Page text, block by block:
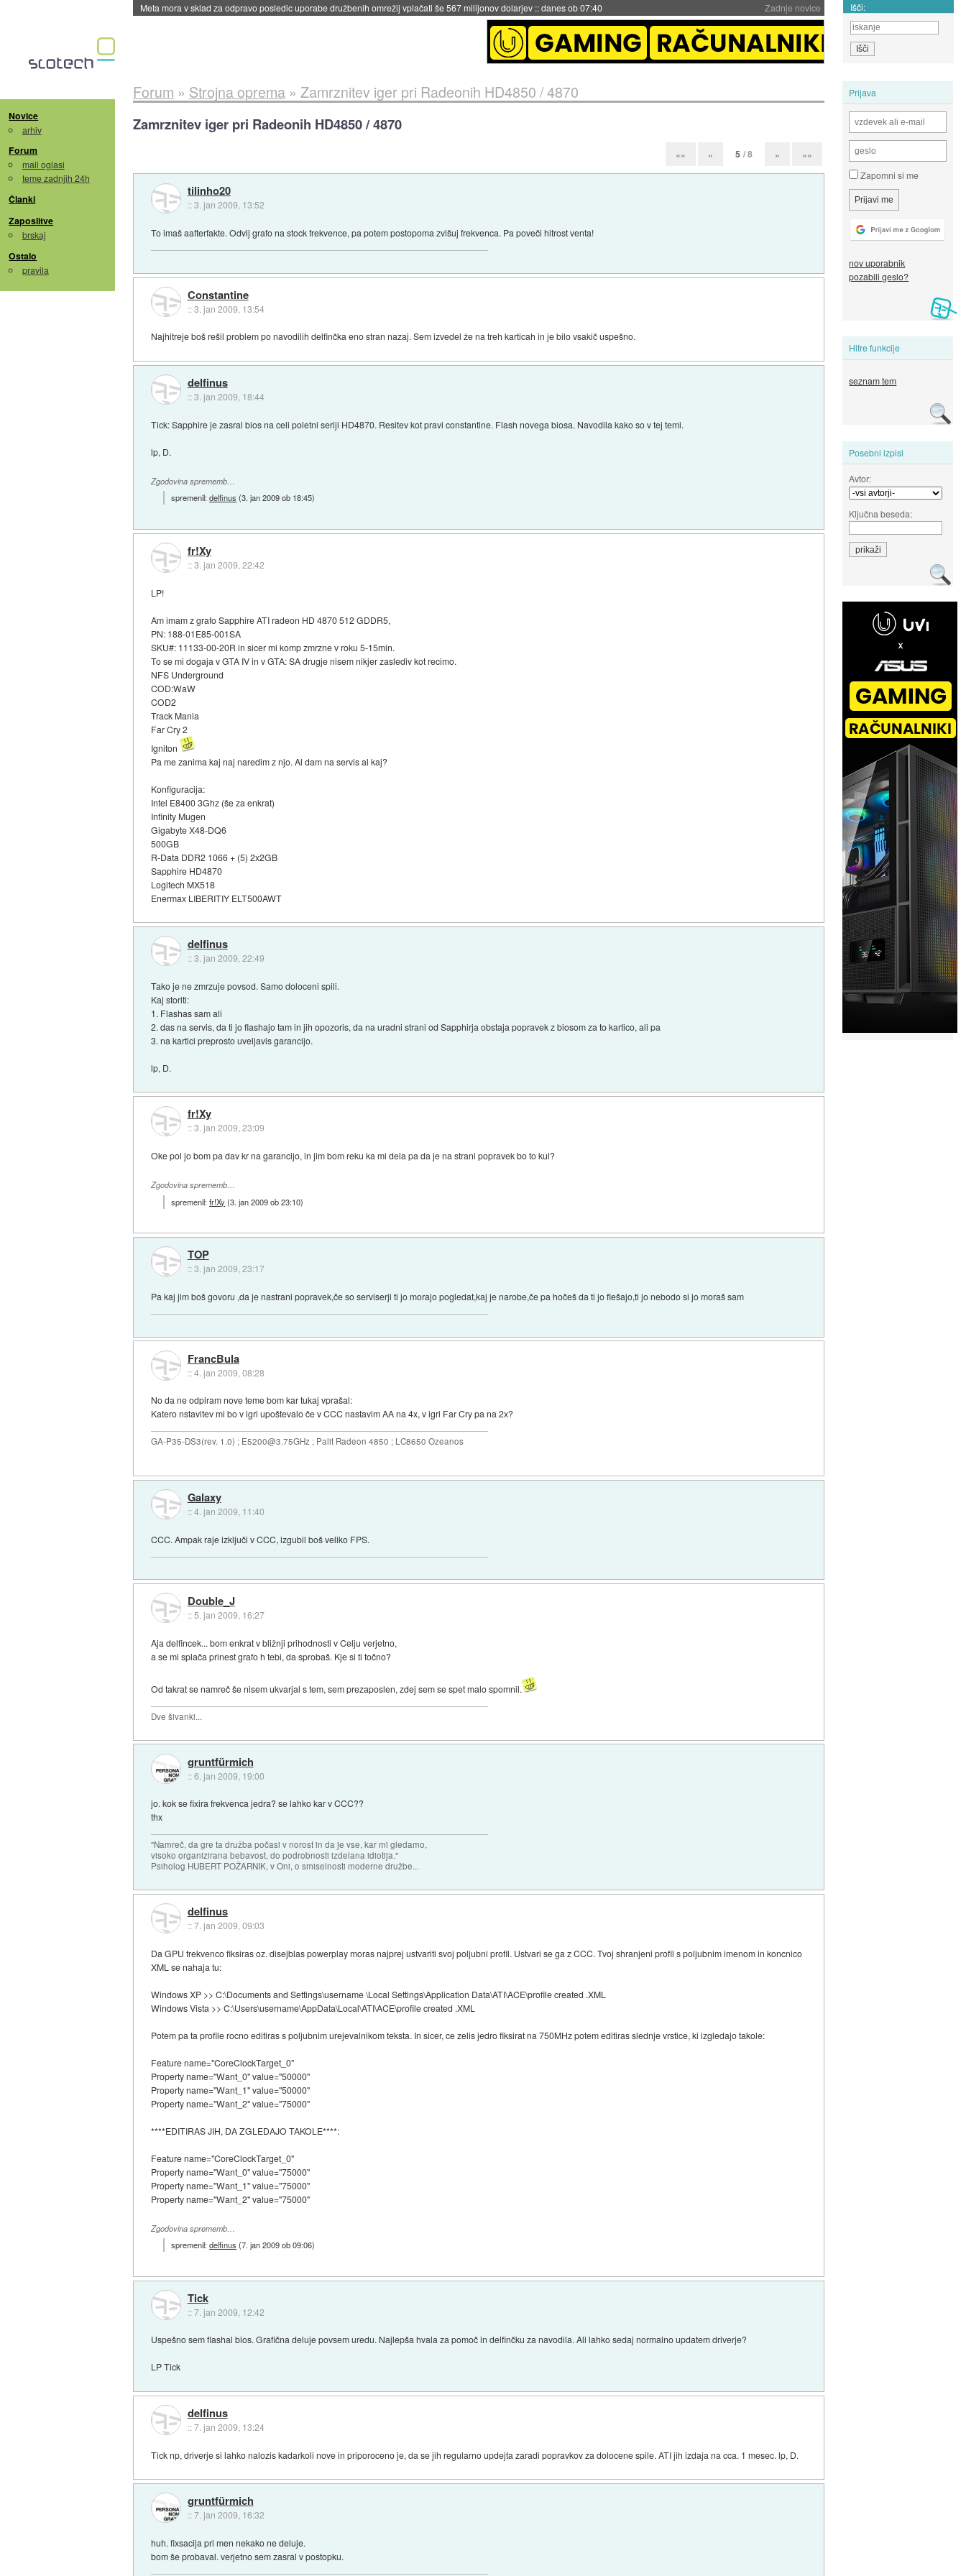
Zadnje novice
ByteDance trenira največji model umetne inteligence doslej::včeraj ob 21:37 Išči:
Novice
arhiv
Forum
mali oglasi
teme zadnjih 24h
Članki
Zaposlitve
brskaj
Ostalo
pravila
Prijava
Zapomni si me
nov uporabnik
pozabili geslo?
Hitre funkcije
seznam tem
Posebni izpisi
Avtor:
Ključna beseda:
Forum » Strojna oprema» Zamrznitev iger pri Radeonih HD4850 / 4870
Zamrznitev iger pri Radeonih HD4850 / 4870
«« « 5 / 8 » »»
tilinho20
::3. jan 2009, 13:52
To imaš aafterfakte. Odvij grafo na stock frekvence, pa potem postopoma zvišuj frekvenca. Pa poveči hitrost venta!
Constantine
::3. jan 2009, 13:54
Najhitreje boš rešil problem po navodilih delfinčka eno stran nazaj. Sem izvedel že na treh karticah in je bilo vsakič uspešno.
delfinus
::3. jan 2009, 18:44
Tick: Sapphire je zasral bios na celi poletni seriji HD4870. Resitev kot pravi constantine. Flash novega biosa. Navodila kako so v tej temi.
lp, D.
Zgodovina sprememb…
spremenil:delfinus (3. jan 2009 ob 18:45)
fr!Xy
::3. jan 2009, 22:42
LP!
Am imam z grafo Sapphire ATI radeon HD 4870 512 GDDR5,
PN: 188-01E85-001SA
SKU#: 11133-00-20R in sicer mi komp zmrzne v roku 5-15min.
To se mi dogaja v GTA IV in v GTA: SA drugje nisem nikjer zaslediv kot recimo.
NFS Underground
COD:WaW
COD2
Track Mania
Far Cry 2
Igniton
Pa me zanima kaj naj naredim z njo. Al dam na servis al kaj?
Konfiguracija:
Intel E8400 3Ghz (še za enkrat)
Infinity Mugen
Gigabyte X48-DQ6
500GB
R-Data DDR2 1066 + (5) 2x2GB
Sapphire HD4870
Logitech MX518
Enermax LIBERITIY ELT500AWT
delfinus
::3. jan 2009, 22:49
Tako je ne zmrzuje povsod. Samo doloceni spili.
Kaj storiti:
1. Flashas sam ali
2. das na servis, da ti jo flashajo tam in jih opozoris, da na uradni strani od Sapphirja obstaja popravek z biosom za to kartico, ali pa
3. na kartici preprosto uveljavis garancijo.
lp, D.
fr!Xy
::3. jan 2009, 23:09
Oke pol jo bom pa dav kr na garancijo, in jim bom reku ka mi dela pa da je na strani popravek bo to kul?
Zgodovina sprememb…
spremenil:fr!Xy (3. jan 2009 ob 23:10)
TOP
::3. jan 2009, 23:17
Pa kaj jim boš govoru ,da je nastrani popravek,če so serviserji ti jo morajo pogledat,kaj je narobe,če pa hočeš da ti jo flešajo,ti jo nebodo si jo moraš sam
FrancBula
::4. jan 2009, 08:28
No da ne odpiram nove teme bom kar tukaj vprašal:
Katero nstavitev mi bo v igri upoštevalo če v CCC nastavim AA na 4x, v igri Far Cry pa na 2x?
GA-P35-DS3(rev. 1.0) ; E5200@3.75GHz ; Palit Radeon 4850 ; LC8650 Ozeanos
Galaxy
::4. jan 2009, 11:40
CCC. Ampak raje izključi v CCC, izgubil boš veliko FPS.
Double_J
::5. jan 2009, 16:27
Aja delfincek... bom enkrat v bližnji prihodnosti v Celju verjetno,
a se mi splača prinest grafo h tebi, da sprobaš. Kje si ti točno?
Od takrat se namreč še nisem ukvarjal s tem, sem prezaposlen, zdej sem se spet malo spomnil.
Dve šivanki...
gruntfürmich
::6. jan 2009, 19:00
jo. kok se fixira frekvenca jedra? se lahko kar v CCC??
thx
"Namreč, da gre ta družba počasi v norost in da je vse, kar mi gledamo,
visoko organizirana bebavost, do podrobnosti izdelana idiotija."
Psiholog HUBERT POŽARNIK, v Oni, o smiselnosti moderne družbe...
delfinus
::7. jan 2009, 09:03
Da GPU frekvenco fiksiras oz. disejblas powerplay moras najprej ustvariti svoj poljubni profil. Ustvari se ga z CCC. Tvoj shranjeni profil s poljubnim imenom in koncnico
XML se nahaja tu:
Windows XP >> C:\Documents and Settings\username \Local Settings\Application Data\ATI\ACE\profile created .XML
Windows Vista >> C:\Users\username\AppData\Local\ATI\ACE\profile created .XML
Potem pa ta profile rocno editiras s poljubnim urejevalnikom teksta. In sicer, ce zelis jedro fiksirat na 750MHz potem editiras slednje vrstice, ki izgledajo takole:
Feature name="CoreClockTarget_0"
Property name="Want_0" value="50000"
Property name="Want_1" value="50000"
Property name="Want_2" value="75000"
****EDITIRAS JIH, DA ZGLEDAJO TAKOLE****:
Feature name="CoreClockTarget_0"
Property name="Want_0" value="75000"
Property name="Want_1" value="75000"
Property name="Want_2" value="75000"
Zgodovina sprememb…
spremenil:delfinus (7. jan 2009 ob 09:06)
Tick
::7. jan 2009, 12:42
Uspešno sem flashal bios. Grafična deluje povsem uredu. Najlepša hvala za pomoč in delfinčku za navodila. Ali lahko sedaj normalno updatem driverje?
LP Tick
delfinus
::7. jan 2009, 13:24
Tick np, driverje si lahko nalozis kadarkoli nove in priporoceno je, da se jih regularno updejta zaradi popravkov za dolocene spile. ATI jih izdaja na cca. 1 mesec. lp, D.
gruntfürmich
::7. jan 2009, 16:32
huh. fixsacija pri men nekako ne deluje.
bom še probaval. verjetno sem zasral v postopku.